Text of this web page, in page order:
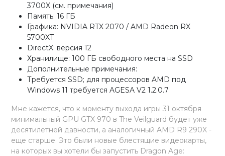
3700X (см. примечания)
Память: 16 ГБ
Графика: NVIDIA RTX 2070 / AMD Radeon RX
5700XT
DirectX: версия 12
Хранилище: 100 ГБ свободного места на SSD
Дополнительные примечания:
Требуется SSD; для процессоров AMD под
Windows 11 требуется AGESA V2 1.2.0.7
Мне кажется, что к моменту выхода игры 31 октября
минимальный GPU GTX 970 в The Veilguard будет уже
десятилетней давности, а аналогичный AMD R9 290X -
еще старше. Это были новые блестящие видеокарты,
на которых вы хотели бы запустить Dragon Age: